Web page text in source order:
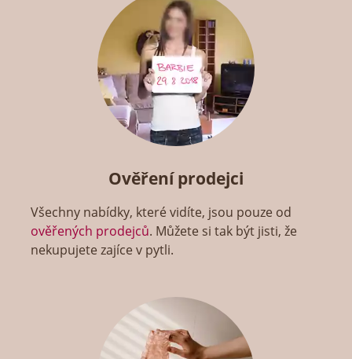
Ověření prodejci
Všechny nabídky, které vidíte, jsou pouze od
ověřených prodejců. Můžete si tak být jisti, že
nekupujete zajíce v pytli.